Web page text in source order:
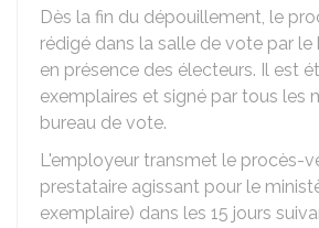
Dès la fin du dépouillement, le
rédigé dans la salle de vote par
en présence des électeurs. Il est
exemplaires et signé par tous les
bureau de vote.
L'employeur transmet le procès-
prestataire agissant pour le
exemplaire) dans les 15 jours